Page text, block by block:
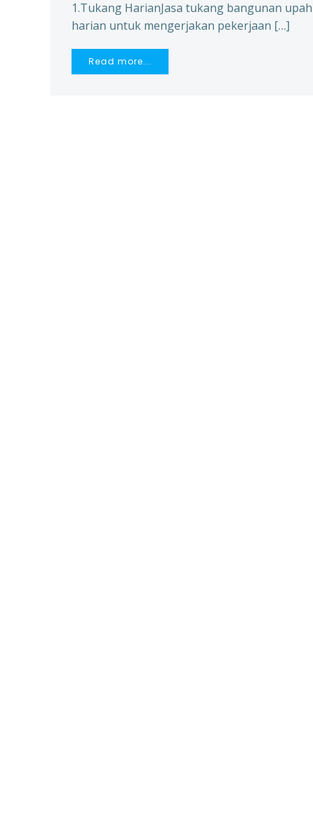
1.Tukang HarianJasa tukang bangunan upah
harian untuk mengerjakan pekerjaan […]
Read more...